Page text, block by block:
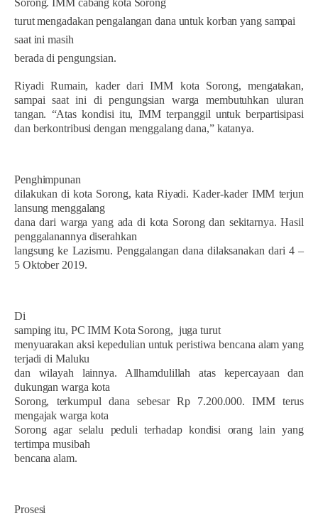
turut mengadakan pengalangan dana untuk korban yang sampai
saat ini masih
berada di pengungsian.
Riyadi Rumain, kader dari IMM kota Sorong, mengatakan,
sampai saat ini di pengungsian warga membutuhkan uluran
tangan. “Atas kondisi itu, IMM terpanggil untuk berpartisipasi
dan berkontribusi dengan menggalang dana,” katanya.
Penghimpunan
dilakukan di kota Sorong, kata Riyadi. Kader-kader IMM terjun
lansung menggalang
dana dari warga yang ada di kota Sorong dan sekitarnya. Hasil
penggalanannya diserahkan
langsung ke Lazismu. Penggalangan dana dilaksanakan dari 4 –
5 Oktober 2019.
Di
samping itu, PC IMM Kota Sorong, juga turut
menyuarakan aksi kepedulian untuk peristiwa bencana alam yang
terjadi di Maluku
dan wilayah lainnya. Allhamdulillah atas kepercayaan dan
dukungan warga kota
Sorong, terkumpul dana sebesar Rp 7.200.000. IMM terus
mengajak warga kota
Sorong agar selalu peduli terhadap kondisi orang lain yang
tertimpa musibah
bencana alam.
Prosesi